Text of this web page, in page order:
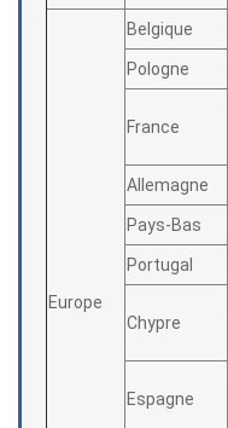
Europe
Belgique
Pologne
France
Allemagne
Pays-Bas
Portugal
Chypre
Espagne